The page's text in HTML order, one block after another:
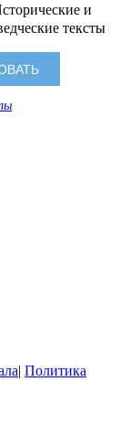
и
тексты
| Политика